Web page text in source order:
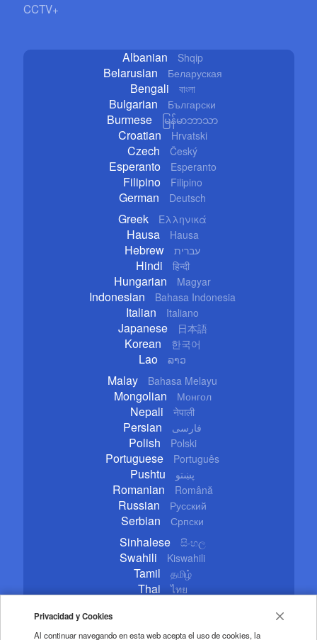
Privacidad y Cookies
Al continuar navegando en esta web acepta el uso de cookies, la
CCTV+
Albanian Shqip
Belarusian Беларуская
Bengali বাংলা
Bulgarian Български
Burmese မြန်မာဘာသာ
Croatian Hrvatski
Czech Český
Esperanto Esperanto
Filipino Filipino
German Deutsch
Greek Ελληνικά
Hausa Hausa
Hebrew עברית
Hindi हिन्दी
Hungarian Magyar
Indonesian Bahasa Indonesia
Italian Italiano
Japanese 日本語
Korean 한국어
Lao ລາວ
Malay Bahasa Melayu
Mongolian Монгол
Nepali नेपाली
Persian فارسی
Polish Polski
Portuguese Português
Pushtu پښتو
Romanian Română
Russian Русский
Serbian Српски
Sinhalese සිංහල
Swahili Kiswahili
Tamil தமிழ்
Thai ไทย
Ukrainian
Urdu اردو